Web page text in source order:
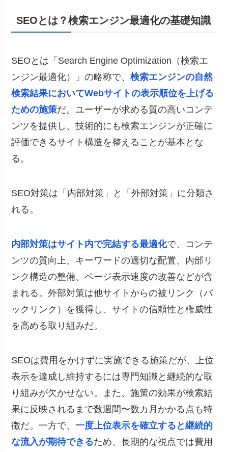
SEOとは？検索エンジン最適化の基礎知識
SEOとは「Search Engine Optimization（検索エ
ンジン最適化）」の略称で、検索エンジンの自然
検索結果においてWebサイトの表示順位を上げる
ための施策だ。ユーザーが求める質の高いコンテ
ンツを提供し、技術的にも検索エンジンが正確に
評価できるサイト構造を整えることが基本とな
る。
SEO対策は「内部対策」と「外部対策」に分類さ
れる。
内部対策はサイト内で完結する最適化で、コンテ
ンツの質向上、キーワードの適切な配置、内部リ
ンク構造の整備、ページ表示速度の改善などが含
まれる。外部対策は他サイトからの被リンク（バ
ックリンク）を獲得し、サイトの信頼性と権威性
を高める取り組みだ。
SEOは費用をかけずに実施できる施策だが、上位
表示を達成し維持するには専門知識と継続的な取
り組みが欠かせない。また、施策の効果が検索結
果に反映されるまで数週間〜数カ月かかる点も特
徴だ。一方で、一度上位表示を確立すると継続的
な流入が期待できるため、長期的な視点では費用